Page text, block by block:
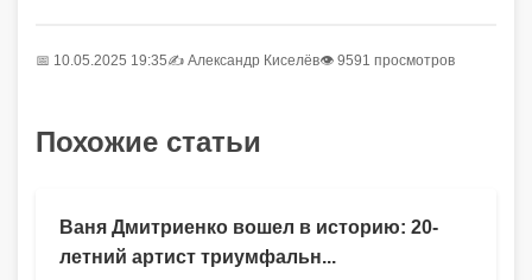
📅 10.05.2025 19:35✍️ Александр Киселёв👁 9591 просмотров
Похожие статьи
Ваня Дмитриенко вошел в историю: 20-
летний артист триумфальн...